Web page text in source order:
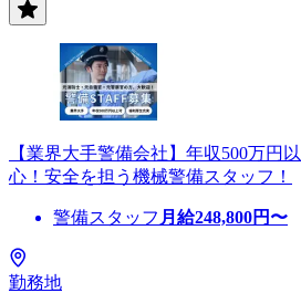
【業界大手警備会社】年収500万円
心！安全を担う機械警備スタッフ！
警備スタッフ 月給248,800円〜
勤務地